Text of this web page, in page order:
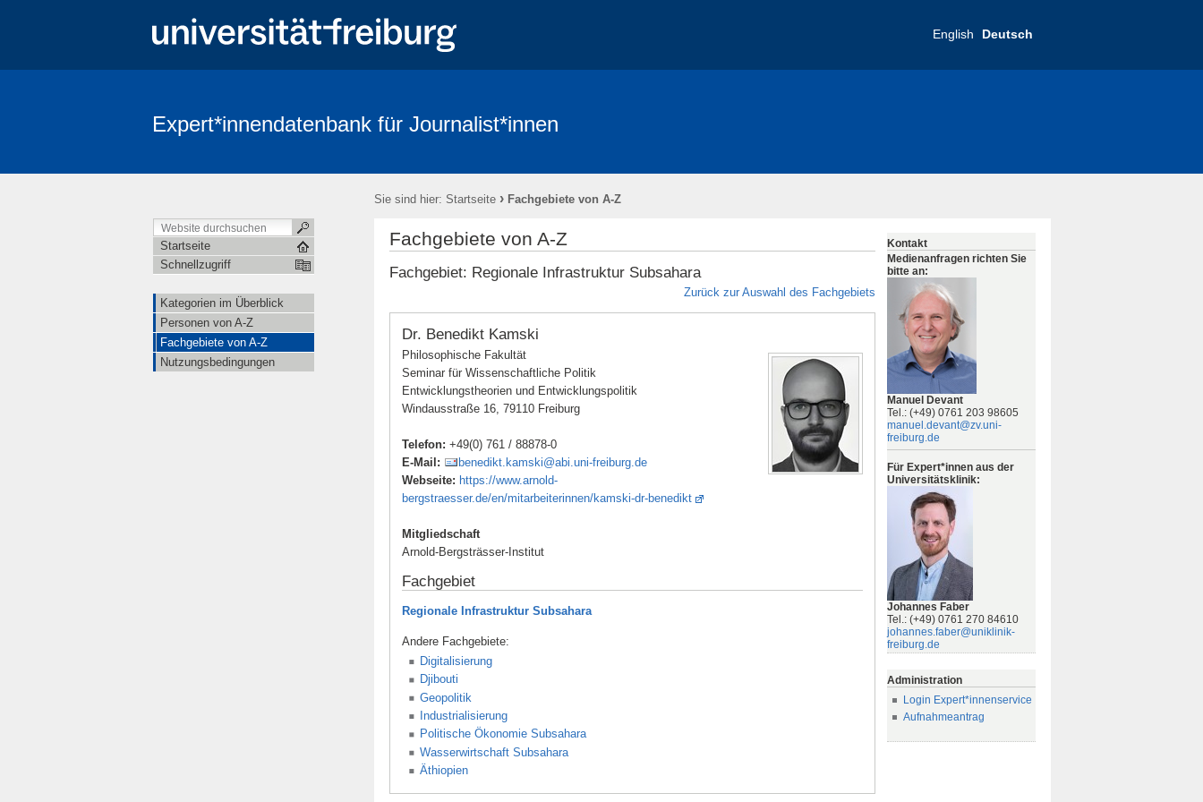
English Deutsch
Expert*innendatenbank für Journalist*innen
Sie sind hier: Startseite › Fachgebiete von A-Z
Startseite
Schnellzugriff
Kategorien im Überblick
Personen von A-Z
Fachgebiete von A-Z
Nutzungsbedingungen
Fachgebiete von A-Z
Fachgebiet: Regionale Infrastruktur Subsahara
Zurück zur Auswahl des Fachgebiets
Dr. Benedikt Kamski
Philosophische Fakultät
Seminar für Wissenschaftliche Politik
Entwicklungstheorien und Entwicklungspolitik
Windausstraße 16, 79110 Freiburg
Telefon: +49(0) 761 / 88878-0
E-Mail:
benedikt.kamski@abi.uni-freiburg.de
Webseite: https://www.arnold-
bergstraesser.de/en/mitarbeiterinnen/kamski-dr-benedikt
Mitgliedschaft
Arnold-Bergsträsser-Institut
Fachgebiet
Regionale Infrastruktur Subsahara
Andere Fachgebiete:
Digitalisierung
Djibouti
Geopolitik
Industrialisierung
Politische Ökonomie Subsahara
Wasserwirtschaft Subsahara
Äthiopien
Kontakt
Medienanfragen richten Sie
bitte an:
Manuel Devant
Tel.: (+49) 0761 203 98605
manuel.devant@zv.uni-
freiburg.de
Für Expert*innen aus der
Universitätsklinik:
Johannes Faber
Tel.: (+49) 0761 270 84610
johannes.faber@uniklinik-
freiburg.de
Administration
Login Expert*innenservice
Aufnahmeantrag